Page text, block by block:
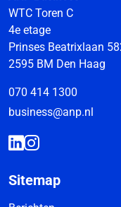
WTC Toren C
4e etage
Prinses Beatrixlaan
2595 BM Den Haag
070 414 1300
business@anp.nl
Sitemap